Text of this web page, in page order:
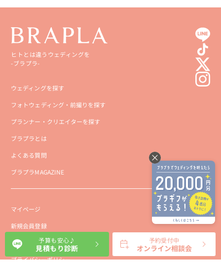
ヒトとは違うウェディングを
-ブラプラ-
ウェディングを探す
フォトウェディング・前撮りを探す
プランナー・クリエイターを探す
ブラプラとは
よくある質問
ブラプラMAGAZINE
マイページ
新規会員登録
会社概要
プライバシーポリシー
予算も安心♪
見積もり診断
予約受付中
オンライン相談会